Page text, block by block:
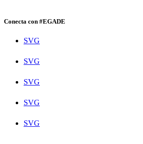
Conecta con #EGADE
SVG
SVG
SVG
SVG
SVG